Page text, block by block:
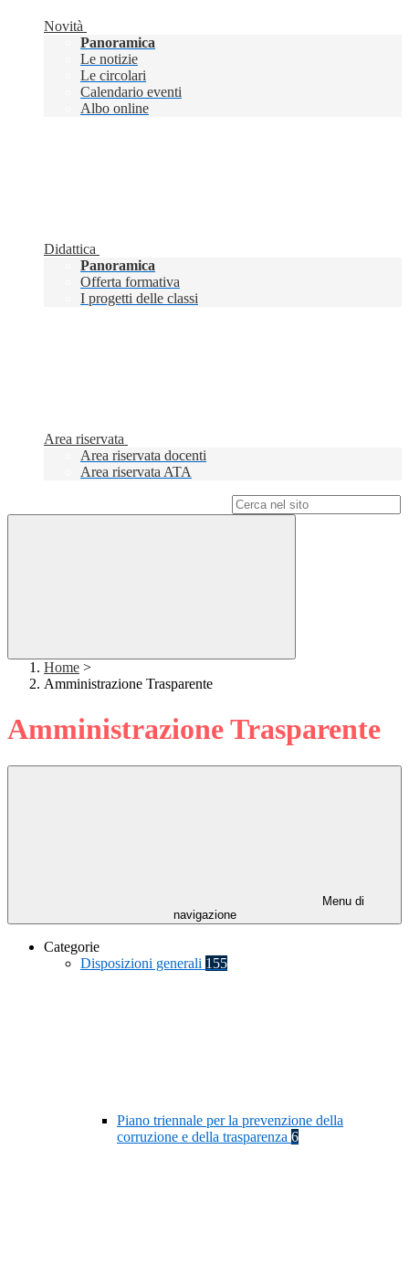
Novità
Panoramica
Le notizie
Le circolari
Calendario eventi
Albo online
Didattica
Panoramica
Offerta formativa
I progetti delle classi
Area riservata
Area riservata docenti
Area riservata ATA
Home >
Amministrazione Trasparente
Amministrazione Trasparente
Menu di
navigazione
Categorie
Disposizioni generali 155
Piano triennale per la prevenzione della
corruzione e della trasparenza 6